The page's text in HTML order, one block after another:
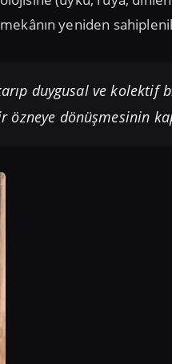
yeniden
duygusal ve kolektif
dönüşmesinin